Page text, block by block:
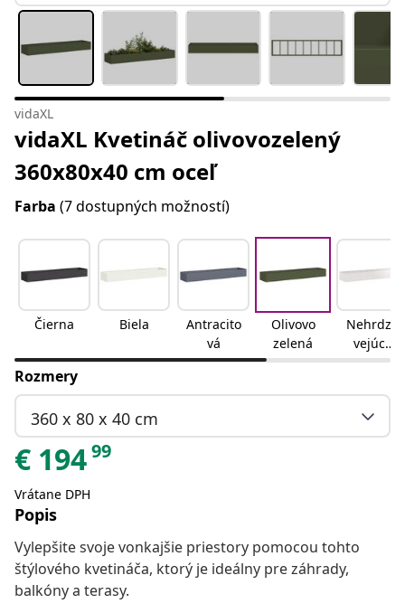
vidaXL
vidaXL Kvetináč olivovozelený
360x80x40 cm oceľ
Farba (7 dostupných možností)
Čierna Biela
Antracito
vá
Olivovo
zelená
Nehrdza
vejúca
oceľ
Rozmery
360 x 80 x 40 cm
€ 19499
Vrátane DPH
Popis
Vylepšite svoje vonkajšie priestory pomocou tohto
štýlového kvetináča, ktorý je ideálny pre záhrady,
balkóny a terasy.